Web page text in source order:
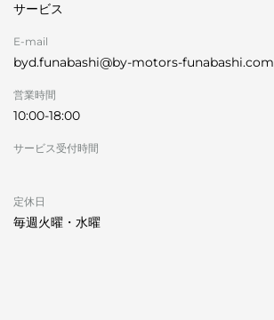
サービス
E-mail
byd.funabashi@by-motors-funabashi.com
営業時間
10:00-18:00
サービス受付時間
定休日
毎週火曜・水曜